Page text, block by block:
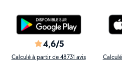
4,6/5
Calculé à partir de 48731 avis